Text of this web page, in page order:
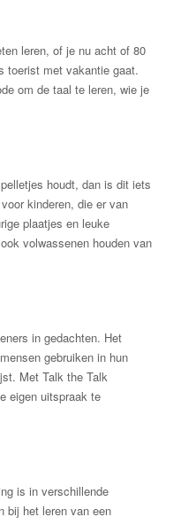
leren, of je nu acht of 80
toerist met vakantie gaat.
om de taal te leren, wie je
houdt, dan is dit iets
kinderen, die er van
plaatjes en leuke
volwassenen houden van
in gedachten. Het
gebruiken in hun
Met Talk the Talk
eigen uitspraak te
is in verschillende
bij het leren van een